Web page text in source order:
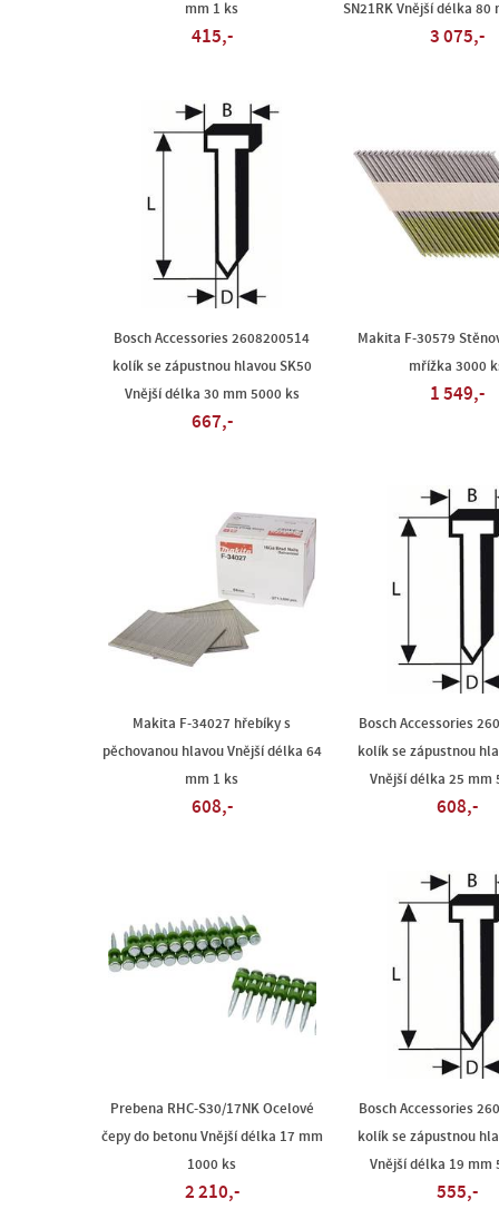
mm 1 ks
415,-
SN21RK Vnější délka 80
3 075,-
Bosch Accessories 2608200514
kolík se zápustnou hlavou SK50
Vnější délka 30 mm 5000 ks
667,-
Makita F-30579
mřížka 3000
1 549,-
Makita F-34027 hřebíky s
pěchovanou hlavou Vnější délka 64
mm 1 ks
608,-
Bosch Accessories
kolík se zápustnou
Vnější délka 25 mm
608,-
Prebena RHC-S30/17NK Ocelové
čepy do betonu Vnější délka 17 mm
1000 ks
2 210,-
Bosch Accessories
kolík se zápustnou
Vnější délka 19 mm
555,-